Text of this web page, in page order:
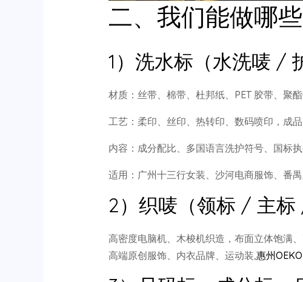
二、我们能做哪
1）洗水标（水洗唛 /
材质：丝带、棉带、杜邦纸、PET 胶带、聚
工艺：柔印、丝印、热转印、数码喷印，成
内容：成分配比、多国语言洗护符号、国标
适用：广州十三行女装、沙河电商服饰、番
2）织唛（领标 / 主标
高密度电脑机、木梭机织造，布面立体饱满
高端原创服饰、内衣品牌、运动装,惠州